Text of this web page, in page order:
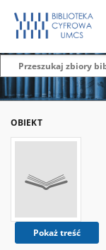
OBIEKT
Pokaż treść